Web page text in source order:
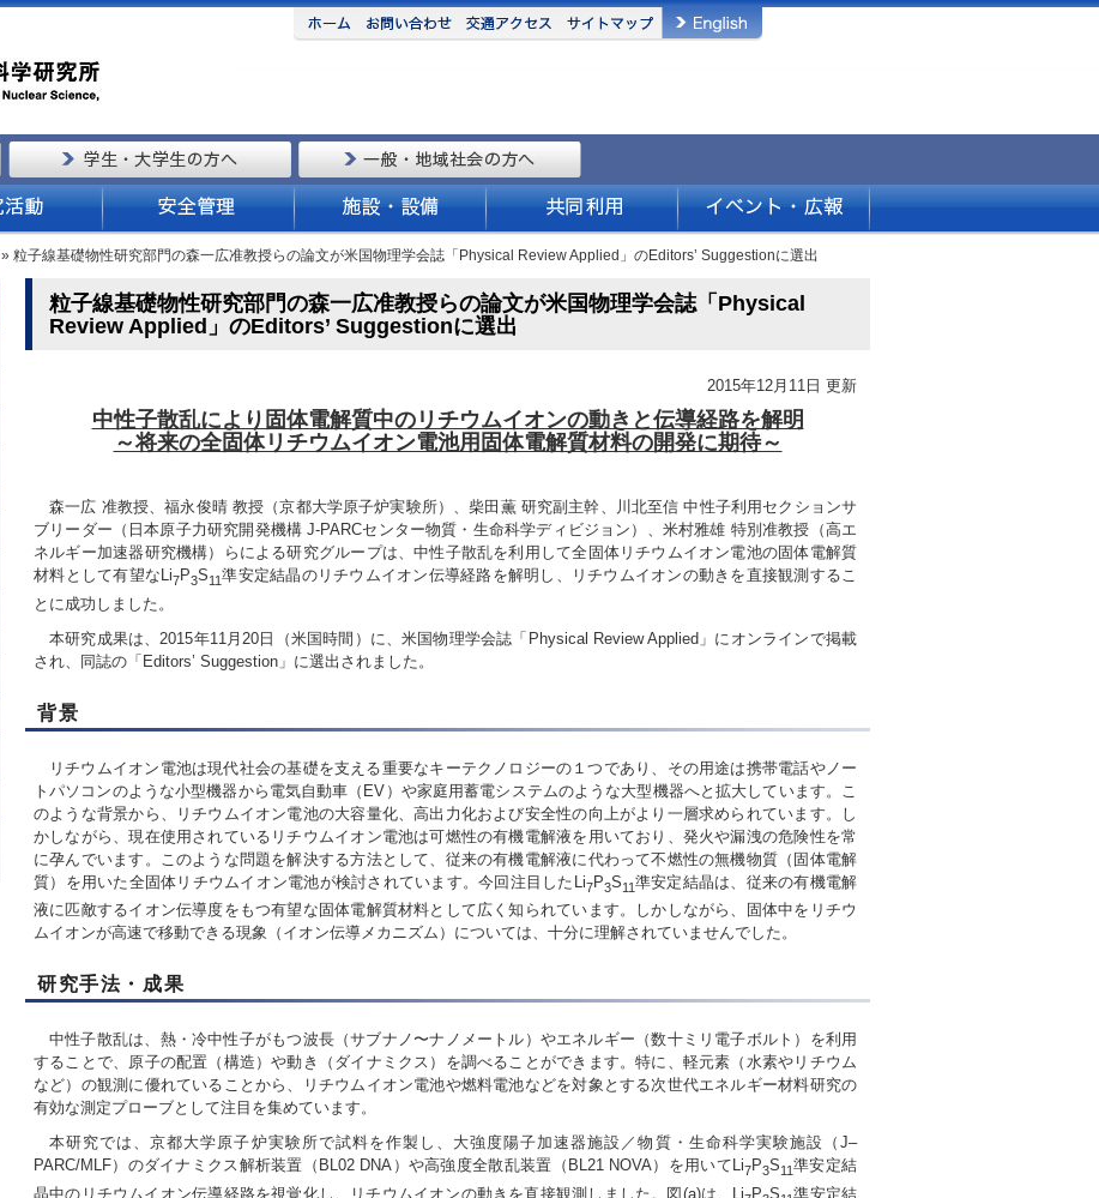
» 粒子線基礎物性研究部門の森一広准教授らの論文が米国物理学会誌「Physical Review Applied」のEditors’ Suggestionに選出
粒子線基礎物性研究部門の森一広准教授らの論文が米国物理学会誌「Physical
Review Applied」のEditors’ Suggestionに選出
2015年12月11日 更新
中性子散乱により固体電解質中のリチウムイオンの動きと伝導経路を解明
～将来の全固体リチウムイオン電池用固体電解質材料の開発に期待～
森一広 准教授、福永俊晴 教授（京都大学原子炉実験所）、柴田薫 研究副主幹、川北至信 中性子利用セクションサ
ブリーダー（日本原子力研究開発機構 J-PARCセンター物質・生命科学ディビジョン）、米村雅雄 特別准教授（高エ
ネルギー加速器研究機構）らによる研究グループは、中性子散乱を利用して全固体リチウムイオン電池の固体電解質
材料として有望なLi7P3S11準安定結晶のリチウムイオン伝導経路を解明し、リチウムイオンの動きを直接観測するこ
とに成功しました。
本研究成果は、2015年11月20日（米国時間）に、米国物理学会誌「Physical Review Applied」にオンラインで掲載
され、同誌の「Editors’ Suggestion」に選出されました。
背景
リチウムイオン電池は現代社会の基礎を支える重要なキーテクノロジーの１つであり、その用途は携帯電話やノー
トパソコンのような小型機器から電気自動車（EV）や家庭用蓄電システムのような大型機器へと拡大しています。こ
のような背景から、リチウムイオン電池の大容量化、高出力化および安全性の向上がより一層求められています。し
かしながら、現在使用されているリチウムイオン電池は可燃性の有機電解液を用いており、発火や漏洩の危険性を常
に孕んでいます。このような問題を解決する方法として、従来の有機電解液に代わって不燃性の無機物質（固体電解
質）を用いた全固体リチウムイオン電池が検討されています。今回注目したLi7P3S11準安定結晶は、従来の有機電解
液に匹敵するイオン伝導度をもつ有望な固体電解質材料として広く知られています。しかしながら、固体中をリチウ
ムイオンが高速で移動できる現象（イオン伝導メカニズム）については、十分に理解されていませんでした。
研究手法・成果
中性子散乱は、熱・冷中性子がもつ波長（サブナノ〜ナノメートル）やエネルギー（数十ミリ電子ボルト）を利用
することで、原子の配置（構造）や動き（ダイナミクス）を調べることができます。特に、軽元素（水素やリチウム
など）の観測に優れていることから、リチウムイオン電池や燃料電池などを対象とする次世代エネルギー材料研究の
有効な測定プローブとして注目を集めています。
本研究では、京都大学原子炉実験所で試料を作製し、大強度陽子加速器施設／物質・生命科学実験施設（J–
PARC/MLF）のダイナミクス解析装置（BL02 DNA）や高強度全散乱装置（BL21 NOVA）を用いてLi7P3S11準安定結
晶中のリチウムイオン伝導経路を視覚化し、リチウムイオンの動きを直接観測しました。図(a)は、Li P S
準安定結